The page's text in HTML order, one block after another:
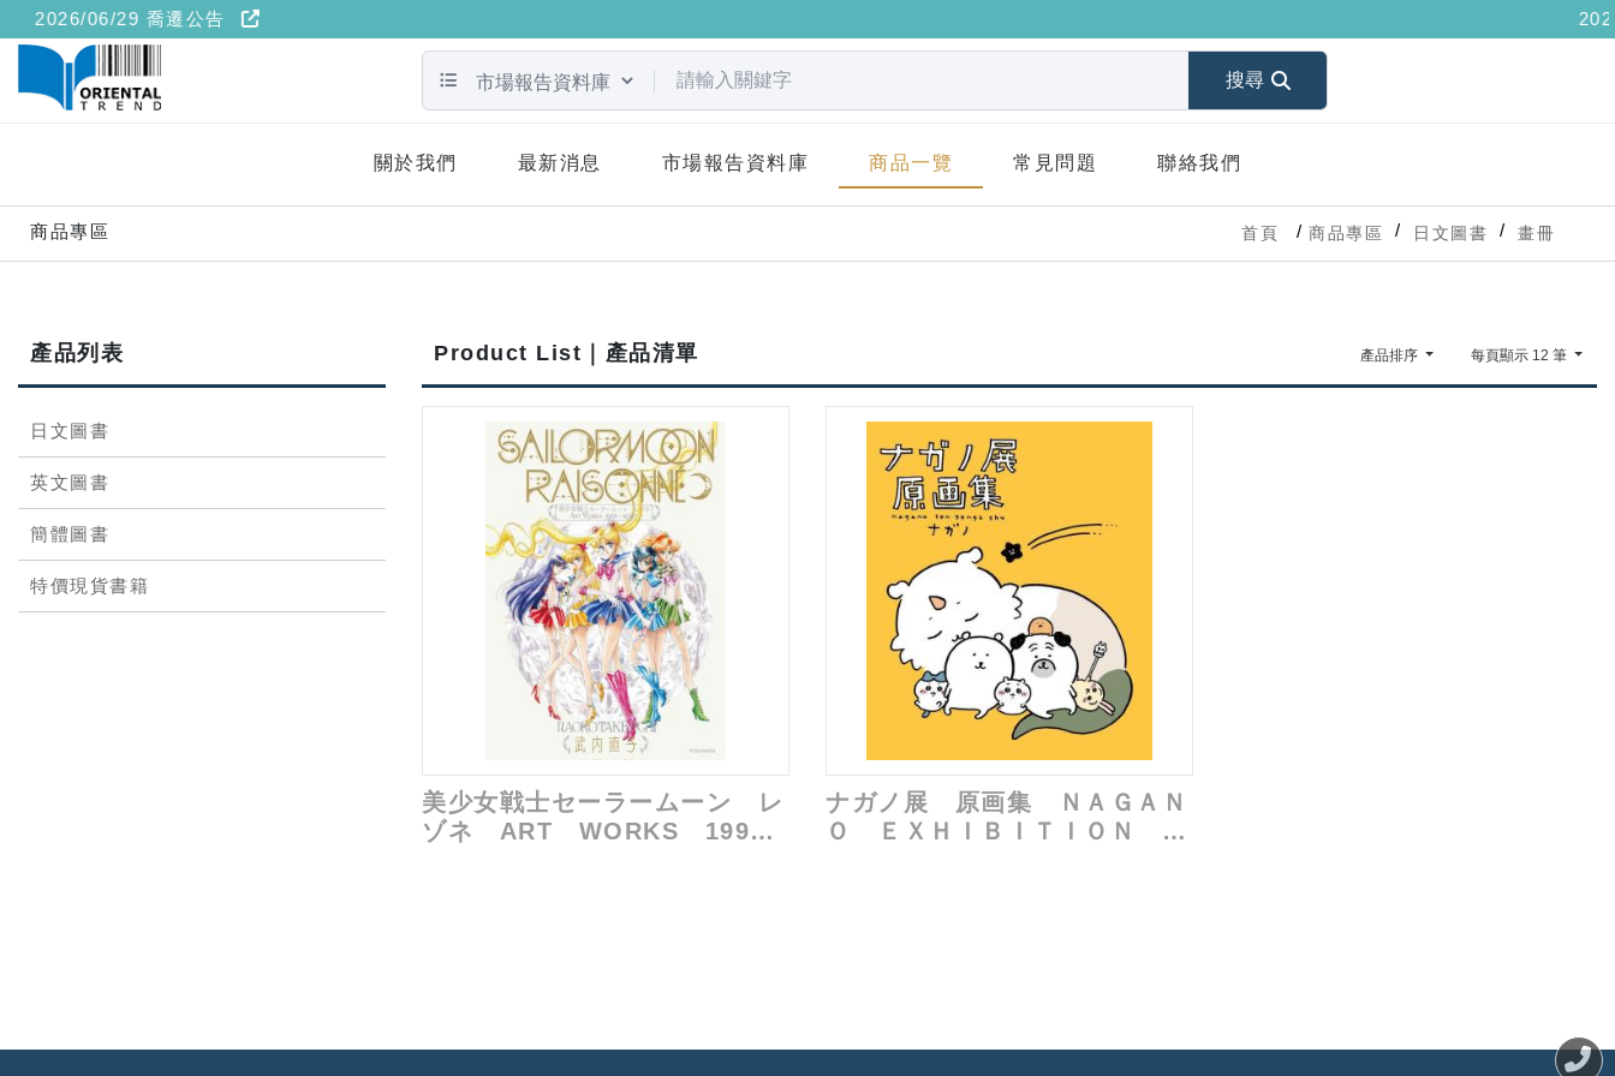
2026/06/29 喬遷公告 2026/
搜尋分類 關鍵字
搜尋
關於我們 最新消息 市場報告資料庫 商品一覽 常見問題 聯絡我們
商品專區 首頁 商品專區 日文圖書 畫冊
產品列表
日文圖書
英文圖書
簡體圖書
特價現貨書籍
Product List｜產品清單 產品排序 每頁顯示 12 筆
美少女戦士セーラームーン レ
ゾネ ART WORKS 1991
ナガノ展 原画集 ＮＡＧＡＮ
Ｏ ＥＸＨＩＢＩＴＩＯＮ Ｃ